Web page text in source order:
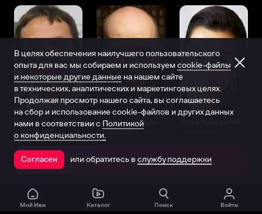
Виталий Шляппо
Продюсер Актёр дубляжа
Открыть в приложении
Мой Иви Каталог Поиск Войти
В целях обеспечения наилучшего пользовательского
опыта для вас мы собираем и используем cookie-файлы
и некоторые другие данные на нашем сайте
в технических, аналитических и маркетинговых целях.
Продолжая просмотр нашего сайта, вы соглашаетесь
на сбор и использование cookie-файлов и других данных
нами в соответствии с Политикой
о конфиденциальности.
Согласен или обратитесь в службу поддержки